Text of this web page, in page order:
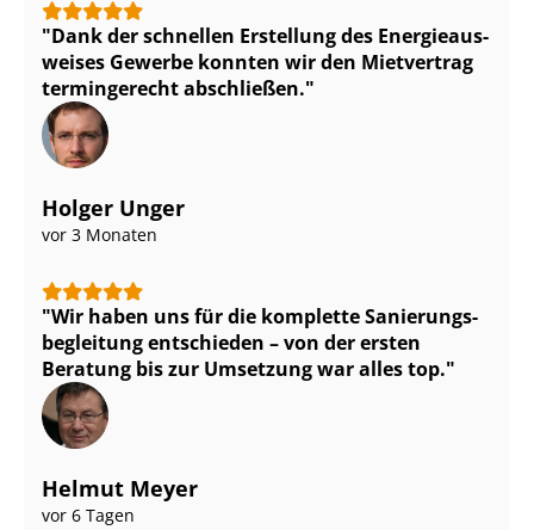
Dank der schnellen Erstellung des En­er­gie­aus­
wei­ses Gewerbe konnten wir den Mietvertrag
termingerecht abschließen.
Holger Unger
vor 3 Monaten
Wir haben uns für die komplette Sa­nie­rungs­
be­glei­tung entschieden – von der ersten
Beratung bis zur Umsetzung war alles top.
Helmut Meyer
vor 6 Tagen